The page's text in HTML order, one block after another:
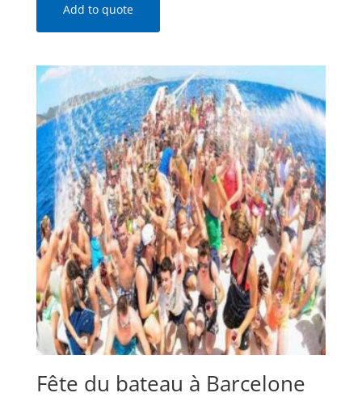
Add to quote
Fête du bateau à Barcelone